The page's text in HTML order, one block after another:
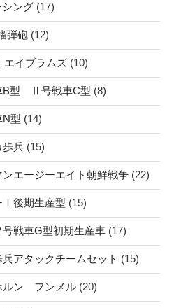
ング (17)
弾砲 (12)
イブラムズ (10)
型 Ⅱ号戦車C型 (8)
型 (14)
兵 (15)
エージーエイト朝鮮戦争 (22)
後期生産型 (15)
戦車G型初期生産車 (17)
アタックチームセット (15)
ン フンメル (20)